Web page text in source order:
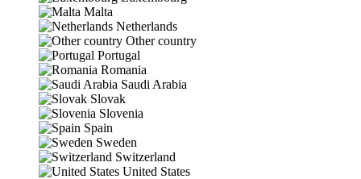
Malta
Netherlands
Other country
Portugal
Romania
Saudi Arabia
Slovak
Slovenia
Spain
Sweden
Switzerland
United States